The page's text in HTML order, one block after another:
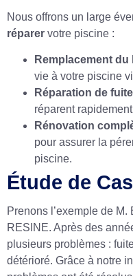
Nous offrons un large
réparer votre piscine :
Remplacement du
vie à votre piscine
Réparation de
réparent
Rénovation
pour assurer la
piscine.
Étude de Cas
Prenons l’exemple de
RESINE. Après des
plusieurs problèmes :
détérioré. Grâce à notre